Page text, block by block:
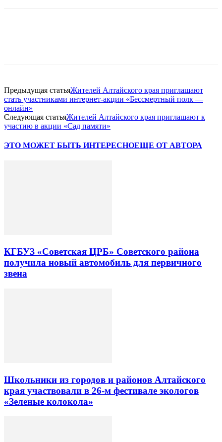
Предыдущая статьяЖителей Алтайского края приглашают
стать участниками интернет-акции «Бессмертный полк —
онлайн»
Следующая статьяЖителей Алтайского края приглашают к
участию в акции «Сад памяти»
ЭТО МОЖЕТ БЫТЬ ИНТЕРЕСНОЕЩЕ ОТ АВТОРА
КГБУЗ «Советская ЦРБ» Советского района
получила новый автомобиль для первичного
звена
Школьники из городов и районов Алтайского
края участвовали в 26-м фестивале экологов
«Зеленые колокола»